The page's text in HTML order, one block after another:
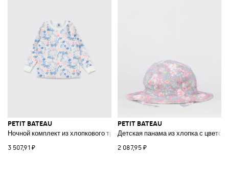
PETIT BATEAU
Ночной комплект из хлопкового трикотажа с принтом
3 507,91 ₽
PETIT BATEAU
Детская панама из хлопка с
2 087,95 ₽